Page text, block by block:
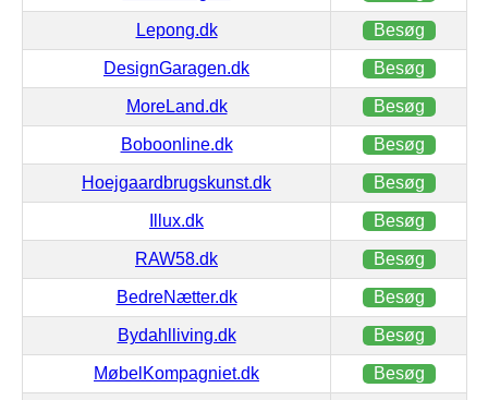
Lepong.dk Besøg
DesignGaragen.dk Besøg
MoreLand.dk Besøg
Boboonline.dk Besøg
Hoejgaardbrugskunst.dk Besøg
Illux.dk Besøg
RAW58.dk Besøg
BedreNætter.dk Besøg
Bydahlliving.dk Besøg
MøbelKompagniet.dk Besøg